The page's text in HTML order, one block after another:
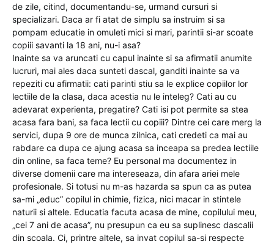
de zile, citind, documentandu-se, urmand cursuri si
specializari. Daca ar fi atat de simplu sa instruim si sa
pompam educatie in omuleti mici si mari, parintii si-ar scoate
copiii savanti la 18 ani, nu-i asa?
Inainte sa va aruncati cu capul inainte si sa afirmatii anumite
lucruri, mai ales daca sunteti dascal, ganditi inainte sa va
repeziti cu afirmatii: cati parinti stiu sa le explice copiilor lor
lectiile de la clasa, daca acestia nu le inteleg? Cati au cu
adevarat experienta, pregatire? Cati isi pot permite sa stea
acasa fara bani, sa faca lectii cu copiii? Dintre cei care merg la
servici, dupa 9 ore de munca zilnica, cati credeti ca mai au
rabdare ca dupa ce ajung acasa sa inceapa sa predea lectiile
din online, sa faca teme? Eu personal ma documentez in
diverse domenii care ma intereseaza, din afara ariei mele
profesionale. Si totusi nu m-as hazarda sa spun ca as putea
sa-mi „educ” copilul in chimie, fizica, nici macar in stintele
naturii si altele. Educatia facuta acasa de mine, copilului meu,
„cei 7 ani de acasa”, nu presupun ca eu sa suplinesc dascalii
din scoala. Ci, printre altele, sa invat copilul sa-si respecte